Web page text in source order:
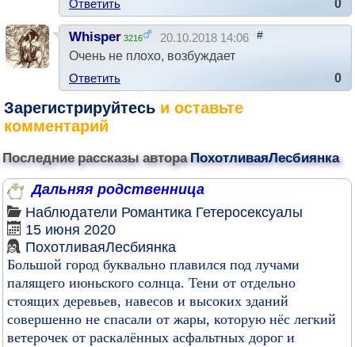
Ответить
0
Whisper 3216 20.10.2018 14:06 #
Очень не плохо, возбуждает
Ответить
0
Зарегистрируйтесь и оставьте
комментарий
Последние рассказы автораПохотливаяЛесбиянка
Дальняя родственница
Наблюдатели Романтика Гетеросексуалы
15 июня 2020
ПохотливаяЛесбиянка
Большой город буквально плавился под лучами
палящего июньского солнца. Тени от отдельно
стоящих деревьев, навесов и высоких зданий
совершенно не спасали от жары, которую нёс легкий
ветерочек от раскалённых асфальтных дорог и